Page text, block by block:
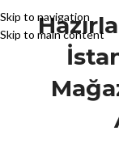
Skip to navigation
Skip to main content